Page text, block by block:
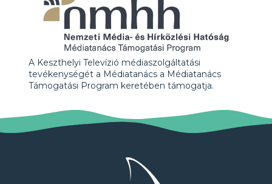
A Keszthelyi Televízió médiaszolgáltatási
tevékenységét a Médiatanács a Médiatanács
Támogatási Program keretében támogatja.